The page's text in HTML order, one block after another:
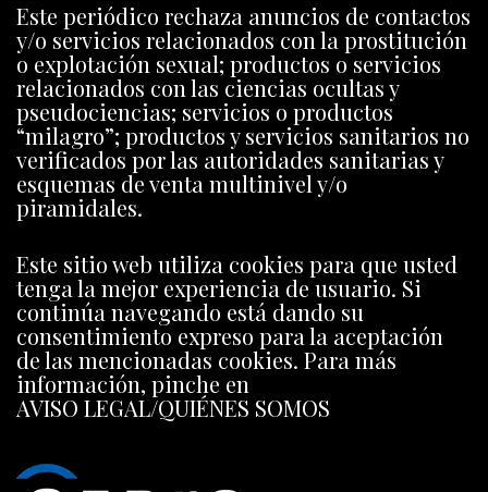
Este periódico rechaza anuncios de contactos
y/o servicios relacionados con la prostitución
o explotación sexual; productos o servicios
relacionados con las ciencias ocultas y
pseudociencias; servicios o productos
“milagro”; productos y servicios sanitarios no
verificados por las autoridades sanitarias y
esquemas de venta multinivel y/o
piramidales.
Este sitio web utiliza cookies para que usted
tenga la mejor experiencia de usuario. Si
continúa navegando está dando su
consentimiento expreso para la aceptación
de las mencionadas cookies. Para más
información, pinche en
AVISO LEGAL/QUIÉNES SOMOS